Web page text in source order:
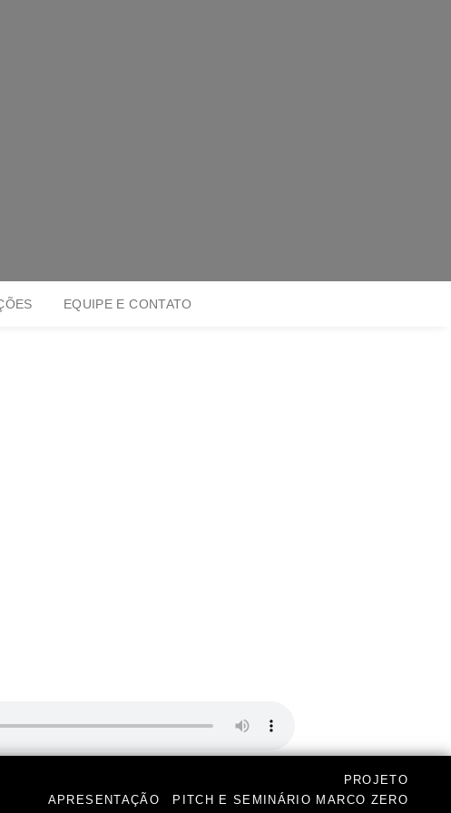
EQUIPE E CONTATO
PROJETO
APRESENTAÇÃO
PITCH E SEMINÁRIO MARCO ZERO